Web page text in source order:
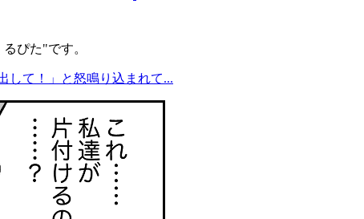
ぴた"です。
して！」と怒鳴り込まれて...